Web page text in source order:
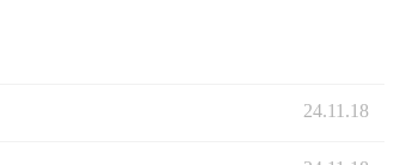
24.11.18